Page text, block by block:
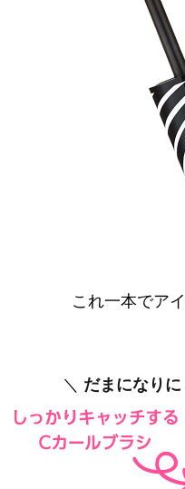
これ一本でア
＼ だまになり